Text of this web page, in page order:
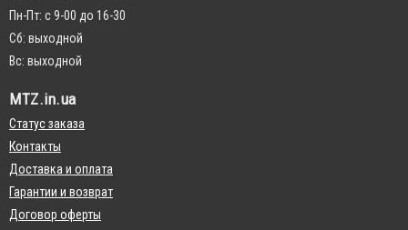
Пн-Пт: с 9-00 до 16-30
Сб: выходной
Вс: выходной
MTZ.in.ua
Статус заказа
Контакты
Доставка и оплата
Гарантии и возврат
Договор оферты